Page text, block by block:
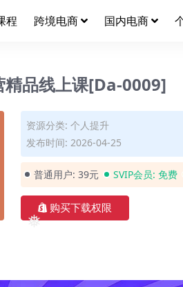
程 跨境电商 国内电商
精品线上课[Da-0009]
资源分类: 个人提升
发布时间: 2026-04-25
普通用户: 39元 SVIP会员: 免费
购买下载权限